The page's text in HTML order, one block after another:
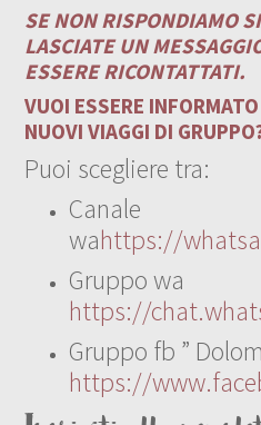
SE NON RISPONDIAMO
LASCIATE UN
ESSERE RICONTATTATI.
VUOI ESSERE
NUOVI VIAGGI DI
Puoi scegliere tra:
Canale
wahttps://
Gruppo wa
https://
Gruppo fb ”
https://